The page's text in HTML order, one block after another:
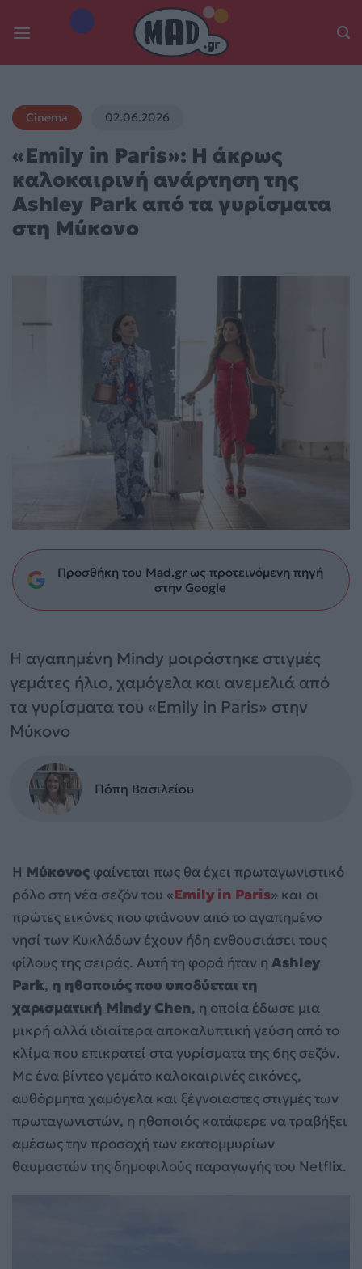
Cinema 02.06.2026
«Emily in Paris»: Η άκρως
καλοκαιρινή ανάρτηση της
Ashley Park από τα γυρίσματα
στη Μύκονο
Προσθήκη του Mad.gr ως προτεινόμενη πηγή
στην Google
Η αγαπημένη Mindy μοιράστηκε στιγμές
γεμάτες ήλιο, χαμόγελα και ανεμελιά από
τα γυρίσματα του «Emily in Paris» στην
Μύκονο
Πόπη Βασιλείου
Η Μύκονος φαίνεται πως θα έχει πρωταγωνιστικό
ρόλο στη νέα σεζόν του «Emily in Paris» και οι
πρώτες εικόνες που φτάνουν από το αγαπημένο
νησί των Κυκλάδων έχουν ήδη ενθουσιάσει τους
φίλους της σειράς. Αυτή τη φορά ήταν η Ashley
Park, η ηθοποιός που υποδύεται τη
χαρισματική Mindy Chen, η οποία έδωσε μια
μικρή αλλά ιδιαίτερα αποκαλυπτική γεύση από το
κλίμα που επικρατεί στα γυρίσματα της 6ης σεζόν.
Με ένα βίντεο γεμάτο καλοκαιρινές εικόνες,
αυθόρμητα χαμόγελα και ξέγνοιαστες στιγμές των
πρωταγωνιστών, η ηθοποιός κατάφερε να τραβήξει
αμέσως την προσοχή των εκατομμυρίων
θαυμαστών της δημοφιλούς παραγωγής του Netflix.